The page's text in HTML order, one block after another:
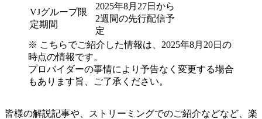
VJグループ限
定期間
2025年8月27日から
2週間の先行配信予
定
※ こちらでご紹介した情報は、2025年8月20日の
時点の情報です。
プロバイダーの事情により予告なく変更する場合
もあります旨、ご了承ください。
皆様の解説記事や、ストリーミングでのご紹介などなど、楽